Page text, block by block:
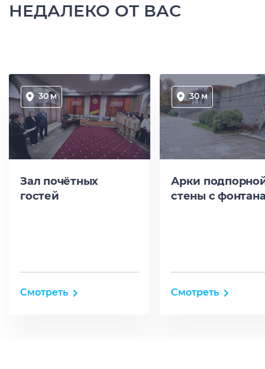
НЕДАЛЕКО ОТ ВАС
30 м
Зал почётных
гостей
Смотреть
30 м
Арки
стены с
Смотреть